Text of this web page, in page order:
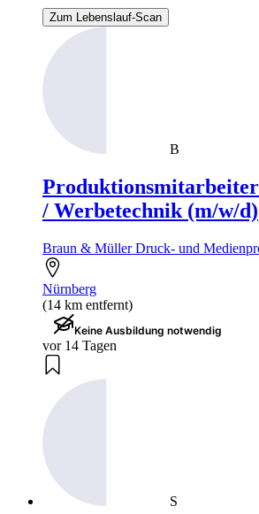
Zum Lebenslauf-Scan
B
/ Werbetechnik (m/w/d)
Braun & Müller Druck- und
Nürnberg
(14 km entfernt)
Keine Ausbildung notwendig
vor 14 Tagen
S